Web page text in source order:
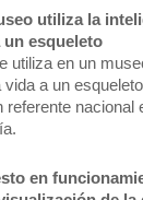
utiliza la
un esqueleto
utiliza en un
a un
referente nacional
en